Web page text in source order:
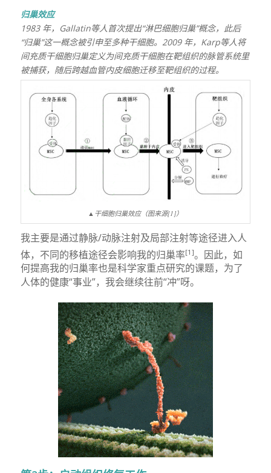
归巢效应
1983 年，Gallatin等人首次提出“淋巴细胞归巢”概念，此后
“归巢”这一概念被引申至多种干细胞。2009 年，Karp等人将
间充质干细胞归巢定义为间充质干细胞在靶组织的脉管系统里
被捕获，随后跨越血管内皮细胞迁移至靶组织的过程。
▲干细胞归巢效应（图来源[1]）
我主要是通过静脉/动脉注射及局部注射等途径进入人
体，不同的移植途径会影响我的归巢率[1]。因此，如
何提高我的归巢率也是科学家重点研究的课题，为了
人体的健康“事业”，我会继续往前“冲”呀。